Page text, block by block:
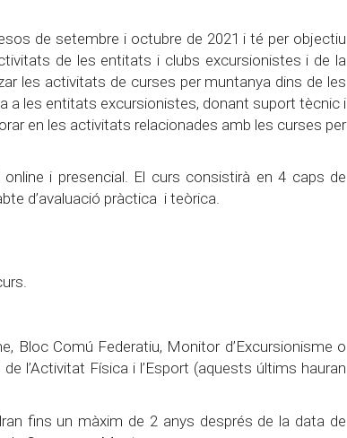
de setembre i octubre de 2021 i té per objectiu
de les entitats i clubs excursionistes i de la
les activitats de curses per muntanya dins de les
a les entitats excursionistes, donant suport tècnic i
en les activitats relacionades amb les curses per
i presencial. El curs consistirà en 4 caps de
d’avaluació pràctica i teòrica.
Bloc Comú Federatiu, Monitor d’Excursionisme o
l’Activitat Física i l’Esport (aquests últims hauran
fins un màxim de 2 anys després de la data de